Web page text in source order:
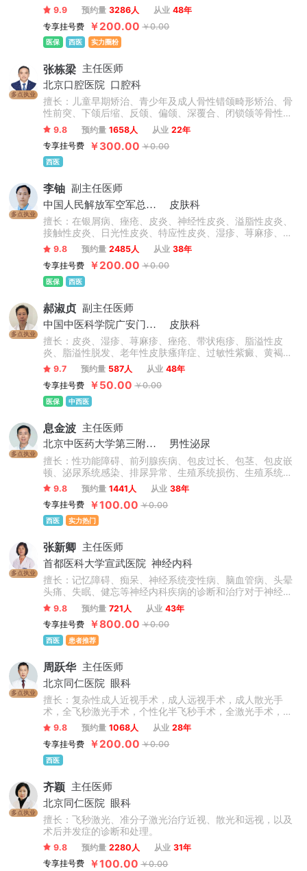
9.9 预约量 3286人 从业 48年
专享挂号费
￥200.00 ￥0.00
医保 西医 实力圈粉
多点执业
张栋梁 主任医师
北京口腔医院 口腔科
擅长：儿童早期矫治、青少年及成人骨性错颌畸形矫治、骨
性前突、下颌后缩、反颌、偏颌、深覆合、闭锁颌等骨性问
题矫治，不拔牙矫治技术，微种植支抗技术，正畸-正颌联合
治疗，牙周-正畸联合治疗，数字化舌侧及无托槽隐形矫治技
术，复杂病例矫治。累计完成矫治案例数万例。
9.8 预约量 1658人 从业 22年
专享挂号费
￥300.00 ￥0.00
西医
多点执业
李铀 副主任医师
中国人民解放军空军总医院
皮肤科
擅长：在银屑病、痤疮、皮炎、神经性皮炎、溢脂性皮炎、
接触性皮炎、日光性皮炎、特应性皮炎、湿疹、荨麻疹、慢
性荨麻疹、急性荨麻疹、丘疹性荨麻疹、胆碱能性荨麻疹等
心身性皮肤病诊治方面有独到的见解和特色。
9.8 预约量 2485人 从业 38年
专享挂号费
￥200.00 ￥0.00
医保 西医
多点执业
郝淑贞 副主任医师
中国中医科学院广安门医院
皮肤科
擅长：皮炎、湿疹、荨麻疹、痤疮、带状疱疹、脂溢性皮
炎、脂溢性脱发、老年性皮肤瘙痒症、过敏性紫癜、黄褐
斑、银屑病、白癜风、扁平疣等皮肤病的诊断及治疗。
9.7 预约量 587人 从业 48年
专享挂号费
￥50.00 ￥0.00
医保 中西医
多点执业
息金波 主任医师
北京中医药大学第三附属医院
男性泌尿
擅长：性功能障碍、前列腺疾病、包皮过长、包茎、包皮嵌
顿、泌尿系统感染、排尿异常、生殖系统损伤、生殖系统感
染、男性不育症、睾丸疾病。
9.8 预约量 1441人 从业 38年
专享挂号费
￥100.00 ￥0.00
西医 实力热门
多点执业
张新卿 主任医师
首都医科大学宣武医院 神经内科
擅长：记忆障碍、痴呆、神经系统变性病、脑血管病、头晕
头痛、失眠、健忘等神经内科疾病的诊断和治疗对于神经内
科的疾病具有非常丰富的临床经验，如脑卒中、焦虑抑郁、
失眠健忘、脑供血不足、脑梗死、脑出血、记忆力减退等。
9.8 预约量 721人 从业 43年
专享挂号费
￥800.00 ￥0.00
西医 患者推荐
多点执业
周跃华 主任医师
北京同仁医院
眼科
擅长：复杂性成人近视手术，成人远视手术，成人散光手
术，全飞秒激光手术，个性化半飞秒手术，全激光手术，圆
锥角膜，儿童青少年近视防控（角膜塑形镜、OK镜、离焦眼
镜等验配），干眼症。
9.8 预约量 1068人 从业 28年
专享挂号费
￥200.00 ￥0.00
西医
多点执业
齐颖 主任医师
北京同仁医院
眼科
擅长：飞秒激光、准分子激光治疗近视、散光和远视，以及
术后并发症的诊断和处理。
9.8 预约量 2280人 从业 31年
专享挂号费
￥100.00 ￥0.00